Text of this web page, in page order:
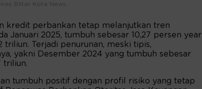
Blitar Kota News.
kredit perbankan tetap melanjutkan tren
Januari 2025, tumbuh sebesar 10,27 persen year
triliun. Terjadi penurunan, meski tipis,
yakni Desember 2024 yang tumbuh sebesar
triliun.
tumbuh positif dengan profil risiko yang tetap